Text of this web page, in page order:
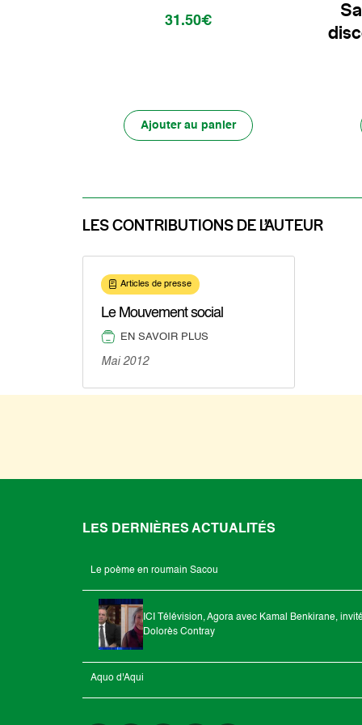
31.50€
Ajouter au panier
LES CONTRIBUTIONS DE L’AUTEUR
Articles de presse
Le Mouvement social
EN SAVOIR PLUS
Mai 2012
LES DERNIÈRES ACTUALITÉS
Le poème en roumain Sacou
ICI Télévision, Agora avec Kamal Benkirane,
Dolorès Contray
Aquo d'Aqui